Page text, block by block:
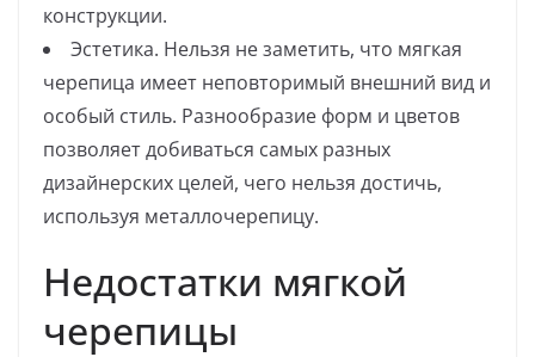
конструкции.
Эстетика. Нельзя не заметить, что мягкая
черепица имеет неповторимый внешний вид и
особый стиль. Разнообразие форм и цветов
позволяет добиваться самых разных
дизайнерских целей, чего нельзя достичь,
используя металлочерепицу.
Недостатки мягкой
черепицы